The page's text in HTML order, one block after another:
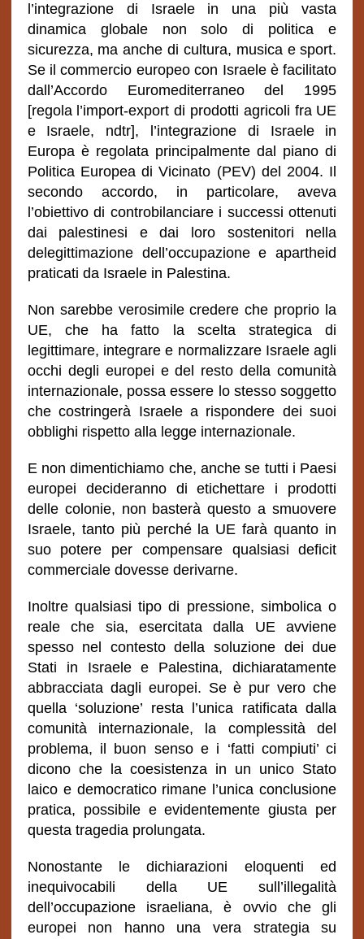
l’integrazione di Israele in una più vasta
dinamica globale non solo di politica e
sicurezza, ma anche di cultura, musica e sport.
Se il commercio europeo con Israele è facilitato
dall’Accordo Euromediterraneo del 1995
[regola l’import-export di prodotti agricoli fra UE
e Israele, ndtr], l’integrazione di Israele in
Europa è regolata principalmente dal piano di
Politica Europea di Vicinato (PEV) del 2004. Il
secondo accordo, in particolare, aveva
l’obiettivo di controbilanciare i successi ottenuti
dai palestinesi e dai loro sostenitori nella
delegittimazione dell’occupazione e apartheid
praticati da Israele in Palestina.
Non sarebbe verosimile credere che proprio la
UE, che ha fatto la scelta strategica di
legittimare, integrare e normalizzare Israele agli
occhi degli europei e del resto della comunità
internazionale, possa essere lo stesso soggetto
che costringerà Israele a rispondere dei suoi
obblighi rispetto alla legge internazionale.
E non dimentichiamo che, anche se tutti i Paesi
europei decideranno di etichettare i prodotti
delle colonie, non basterà questo a smuovere
Israele, tanto più perché la UE farà quanto in
suo potere per compensare qualsiasi deficit
commerciale dovesse derivarne.
Inoltre qualsiasi tipo di pressione, simbolica o
reale che sia, esercitata dalla UE avviene
spesso nel contesto della soluzione dei due
Stati in Israele e Palestina, dichiaratamente
abbracciata dagli europei. Se è pur vero che
quella ‘soluzione’ resta l’unica ratificata dalla
comunità internazionale, la complessità del
problema, il buon senso e i ‘fatti compiuti’ ci
dicono che la coesistenza in un unico Stato
laico e democratico rimane l’unica conclusione
pratica, possibile e evidentemente giusta per
questa tragedia prolungata.
Nonostante le dichiarazioni eloquenti ed
inequivocabili della UE sull’illegalità
dell’occupazione israeliana, è ovvio che gli
europei non hanno una vera strategia su